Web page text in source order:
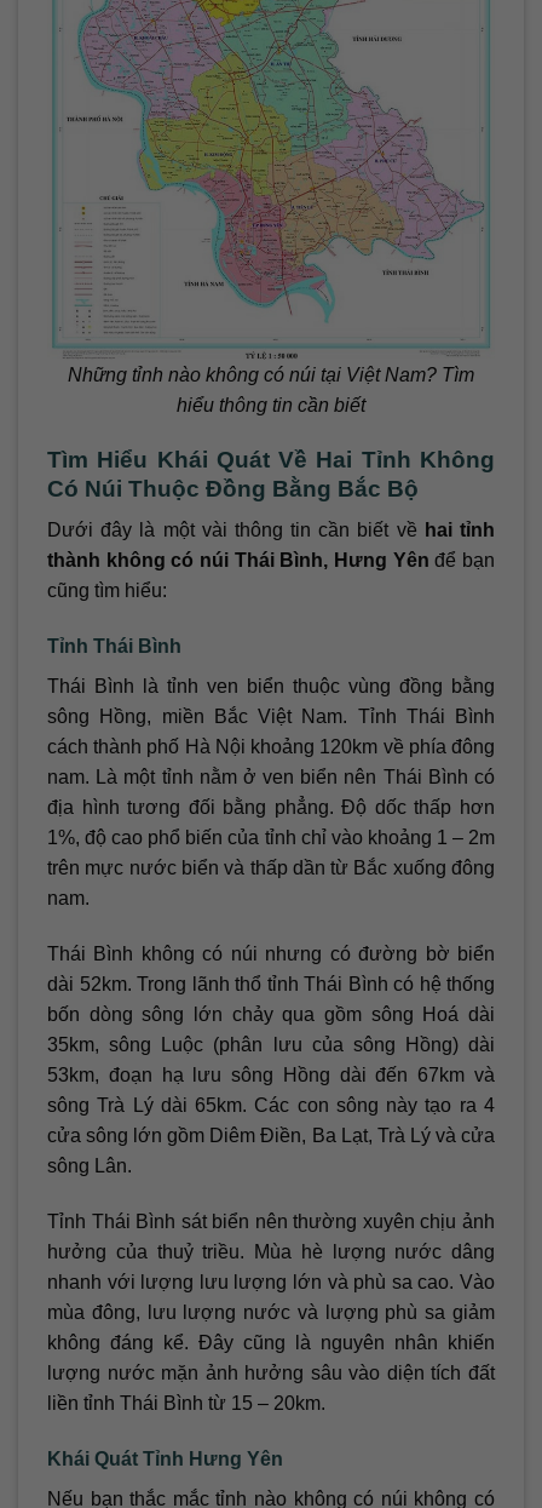
Những tỉnh nào không có núi tại Việt Nam? Tìm
hiểu thông tin cần biết
Tìm Hiểu Khái Quát Về Hai Tỉnh Không
Có Núi Thuộc Đồng Bằng Bắc Bộ
Dưới đây là một vài thông tin cần biết về hai tỉnh
thành không có núi Thái Bình, Hưng Yên để bạn
cũng tìm hiểu:
Tỉnh Thái Bình
Thái Bình là tỉnh ven biển thuộc vùng đồng bằng
sông Hồng, miền Bắc Việt Nam. Tỉnh Thái Bình
cách thành phố Hà Nội khoảng 120km về phía đông
nam. Là một tỉnh nằm ở ven biển nên Thái Bình có
địa hình tương đối bằng phẳng. Độ dốc thấp hơn
1%, độ cao phổ biến của tỉnh chỉ vào khoảng 1 – 2m
trên mực nước biển và thấp dần từ Bắc xuống đông
nam.
Thái Bình không có núi nhưng có đường bờ biển
dài 52km. Trong lãnh thổ tỉnh Thái Bình có hệ thống
bốn dòng sông lớn chảy qua gồm sông Hoá dài
35km, sông Luộc (phân lưu của sông Hồng) dài
53km, đoạn hạ lưu sông Hồng dài đến 67km và
sông Trà Lý dài 65km. Các con sông này tạo ra 4
cửa sông lớn gồm Diêm Điền, Ba Lạt, Trà Lý và cửa
sông Lân.
Tỉnh Thái Bình sát biển nên thường xuyên chịu ảnh
hưởng của thuỷ triều. Mùa hè lượng nước dâng
nhanh với lượng lưu lượng lớn và phù sa cao. Vào
mùa đông, lưu lượng nước và lượng phù sa giảm
không đáng kể. Đây cũng là nguyên nhân khiến
lượng nước mặn ảnh hưởng sâu vào diện tích đất
liền tỉnh Thái Bình từ 15 – 20km.
Khái Quát Tỉnh Hưng Yên
Nếu bạn thắc mắc tỉnh nào không có núi không có